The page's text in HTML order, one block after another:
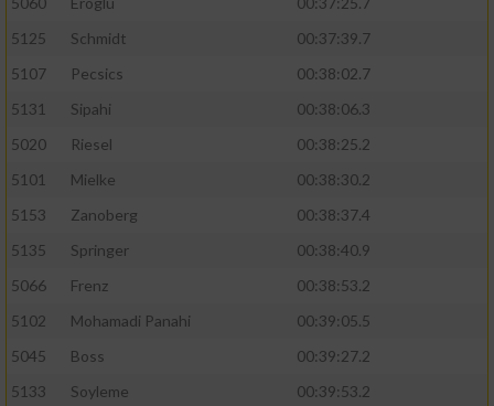
5125
Schmidt
00:37:39.7
5107
Pecsics
00:38:02.7
5131
Sipahi
00:38:06.3
5020
Riesel
00:38:25.2
5101
Mielke
00:38:30.2
5153
Zanoberg
00:38:37.4
5135
Springer
00:38:40.9
5066
Frenz
00:38:53.2
5102
Mohamadi Panahi
00:39:05.5
5045
Boss
00:39:27.2
5133
Soyleme
00:39:53.2